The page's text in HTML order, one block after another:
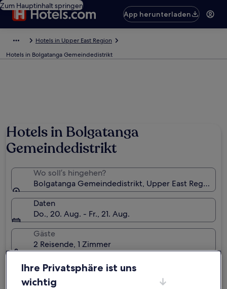
Zum Hauptinhalt springen
App herunterladen
Hotels in Upper East Region
Hotels in Bolgatanga Gemeindedistrikt
Hotels in Bolgatanga
Gemeindedistrikt
Wo soll’s hingehen?
Bolgatanga Gemeindedistrikt, Upper East Region,
Daten
Do., 20. Aug. - Fr., 21. Aug.
Gäste
2 Reisende, 1 Zimmer
Ich reise geschäftlich
Ihre Privatsphäre ist uns
wichtig